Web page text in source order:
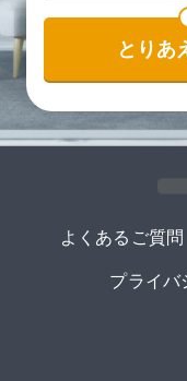
とりあ
よくあるご質問
プライバ